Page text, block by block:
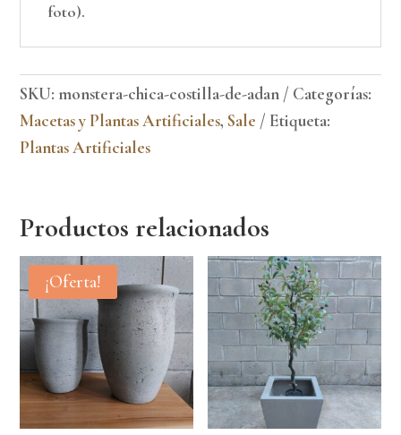
foto).
SKU:monstera-chica-costilla-de-adan
Categorías:
Macetas y Plantas Artificiales, Sale
Etiqueta:
Plantas Artificiales
Productos relacionados
¡Oferta!